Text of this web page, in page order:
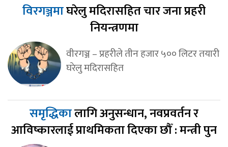
विरगञ्जमाघरेलु मदिरासहित चार जना प्रहरी
नियन्त्रणमा
वीरगञ्ज – प्रहरीले तीन हजार ५०० लिटर तयारी
घरेलु मदिरासहित
समृद्धिकालागि अनुसन्धान, नवप्रवर्तन र
आविष्कारलाई प्राथमिकता दिएका छौँ : मन्त्री पुन